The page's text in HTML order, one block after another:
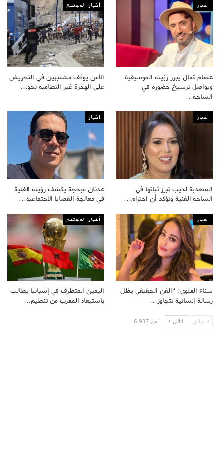
اخبار
عصام كمال يبرز رؤيته الموسيقية
ويواصل ترسيخ حضوره في
الساحة…
أخبار المجتمع
الأمن يوقف مشتبهين في التحريض
على الهجرة غير النظامية نحو…
اخبار
السعدية لديب تبرز ثباتها في
الساحة الفنية وتؤكد أن احترام…
اخبار
عدنان موحجة يكشف رؤيته الفنية
في معالجة القضايا الاجتماعية…
اخبار
سناء العلوي: “الفن الحقيقي يظل
رسالة إنسانية تتجاوز…
أخبار المجتمع
اليمين المتطرف في إسبانيا يطالب
باستبعاد المغرب من تنظيم…
سابق التالى 1 من 6٬937